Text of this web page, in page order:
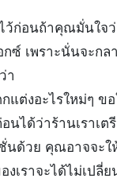
ก่อนถ้าคุณมั่นใจ
เพราะนั่นจะกล
า
ต่งอะไรใหม่ๆ ขอ
ได้ว่าร้านเราเต
นด้วย คุณอาจจะ
เราจะได้ไม่เปลี่ย